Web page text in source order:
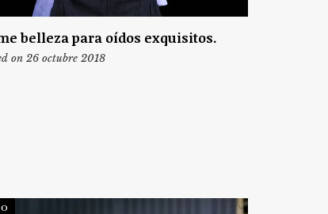
belleza para oídos exquisitos.
on 26 octubre 2018